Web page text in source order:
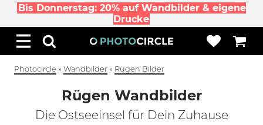
Bis Donnerstag: 20% auf Wandbilder & eigene
Drucke
Photocircle » Wandbilder » Rügen Bilder
Rügen Wandbilder
Die Ostseeinsel für Dein Zuhause